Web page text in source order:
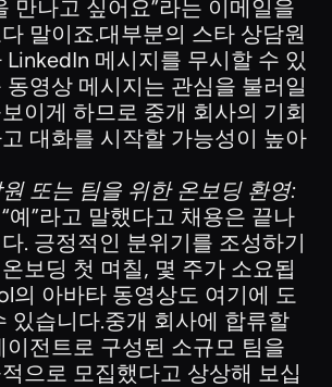
만나고 싶어요”라는 이메일을
말이죠.대부분의 스타 상담원
LinkedIn 메시지를 무시할 수 있
동영상 메시지는 관심을 불러일
이게 하므로 중개 회사의 기회
대화를 시작할 가능성이 높아
또는 팀을 위한 온보딩 환영:
예”라고 말했다고 채용은 끝나
. 긍정적인 분위기를 조성하기
보딩 첫 며칠, 몇 주가 소요됩
의 아바타 동영상도 여기에 도
있습니다.중개 회사에 합류할
이전트로 구성된 소규모 팀을
으로 모집했다고 상상해 보십